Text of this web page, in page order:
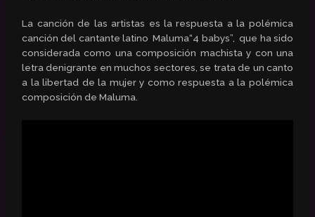
La canción de las artistas es la respuesta a la polémica
canción del cantante latino Maluma“4 babys”, que ha sido
considerada como una composición machista y con una
letra denigrante en muchos sectores, se trata de un canto
a la libertad de la mujer y como respuesta a la polémica
composición de Maluma.